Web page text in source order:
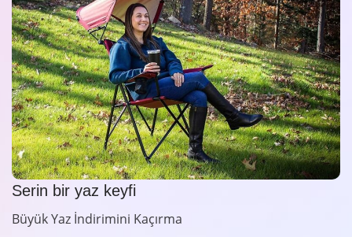
Serin bir yaz keyfi
Büyük Yaz İndirimini Kaçırma